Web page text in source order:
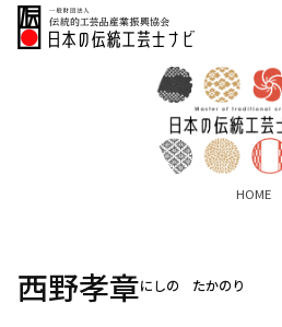
HOME
西野孝章にしの たかのり